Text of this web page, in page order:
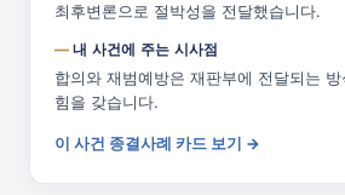
최후변론으로 절박성을 전달했습니다.
내 사건에 주는 시사점
합의와 재범예방은 재판부에 전달되는
힘을 갖습니다.
이 사건 종결사례 카드 보기 →